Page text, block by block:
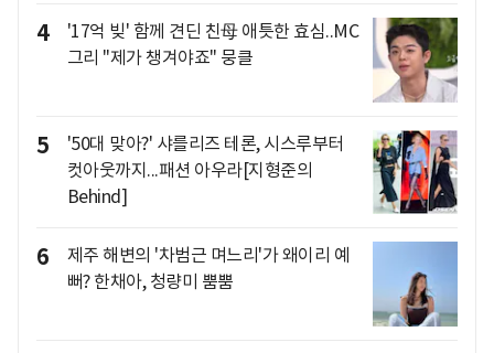
4
'17억 빚' 함께 견딘 친母 애틋한 효심..MC
그리 "제가 챙겨야죠" 뭉클
5
'50대 맞아?' 샤를리즈 테론, 시스루부터
컷아웃까지...패션 아우라[지형준의
Behind]
6
제주 해변의 '차범근 며느리'가 왜이리 예
뻐? 한채아, 청량미 뿜뿜